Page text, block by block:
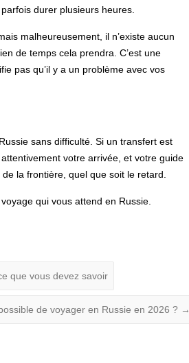
durer plusieurs heures.
malheureusement, il n’existe aucun
de temps cela prendra. C’est une
pas qu’il y a un problème avec vos
sans difficulté. Si un transfert est
votre arrivée, et votre guide
la frontière, quel que soit le retard.
qui vous attend en Russie.
que vous devez savoir
de voyager en Russie en 2026 ? →